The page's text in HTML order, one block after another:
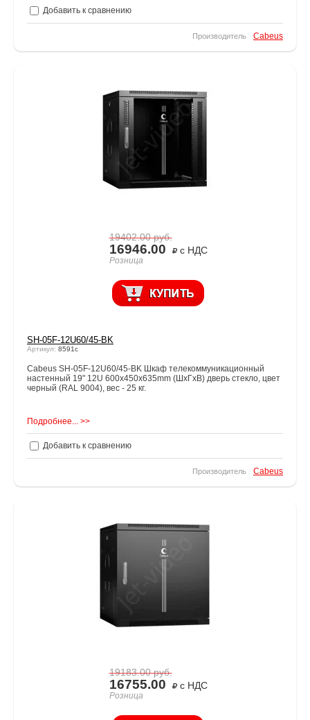
Добавить к сравнению
Производитель Cabeus
19402.00руб.
16946.00 с НДС
Розница
SH-05F-12U60/45-BK
Артикул: 8591c
Cabeus SH-05F-12U60/45-BK Шкаф телекоммуникационный
настенный 19" 12U 600x450x635mm (ШхГхВ) дверь стекло, цвет
черный (RAL 9004), вес - 25 кг.
Подробнее... >>
Добавить к сравнению
Производитель Cabeus
19183.00руб.
16755.00 с НДС
Розница